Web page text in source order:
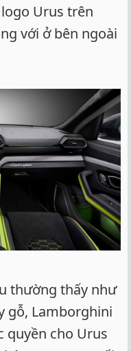
Urus trên
với ở bên ngoài
thường thấy như
gỗ, Lamborghini
quyền cho Urus